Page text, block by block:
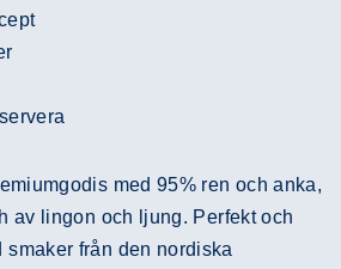
med 95% ren och anka,
av lingon och ljung. Perfekt och
smaker från den nordiska